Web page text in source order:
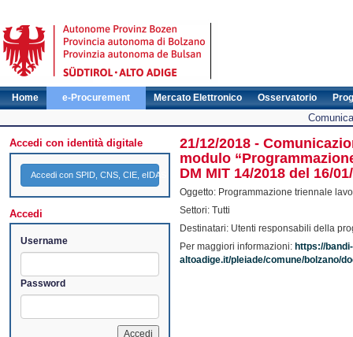
Home e-Procurement Mercato Elettronico Osservatorio
Accedi con identità digitale
Accedi con SPID, CNS, CIE, eIDAS
Accedi
Username
Password
21/12/2018 -
modulo
DM MIT 14/2018 del 16/
Oggetto: Programmazione triennale
Settori: Tutti
Destinatari: Utenti responsabili della
Per maggiori informazioni: https://bandi-
altoadige.it/pleiade/comune/bolzano/